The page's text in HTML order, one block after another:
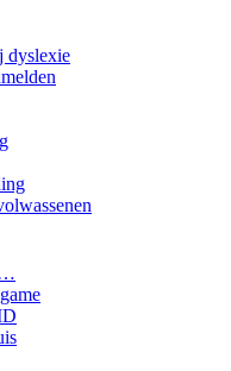
dyslexie